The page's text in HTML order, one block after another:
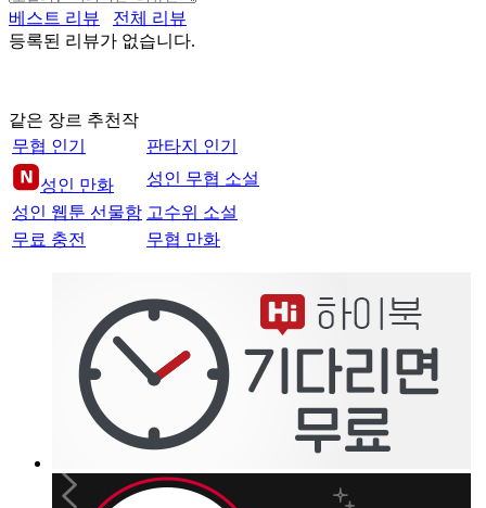
베스트 리뷰
전체 리뷰
등록된 리뷰가 없습니다.
같은 장르 추천작
무협 인기
판타지 인기
성인 만화
성인 무협 소설
성인 웹툰 선물함 고수위 소설
무료 충전
무협 만화